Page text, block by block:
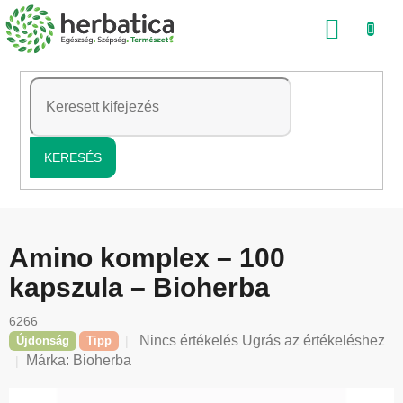
Ugrás
a
tartalomhoz
KERESÉS
Amino komplex – 100
kapszula – Bioherba
6266
Újdonság Tipp
A
Nincs értékelés Ugrás az értékeléshez
Márka: Bioherba